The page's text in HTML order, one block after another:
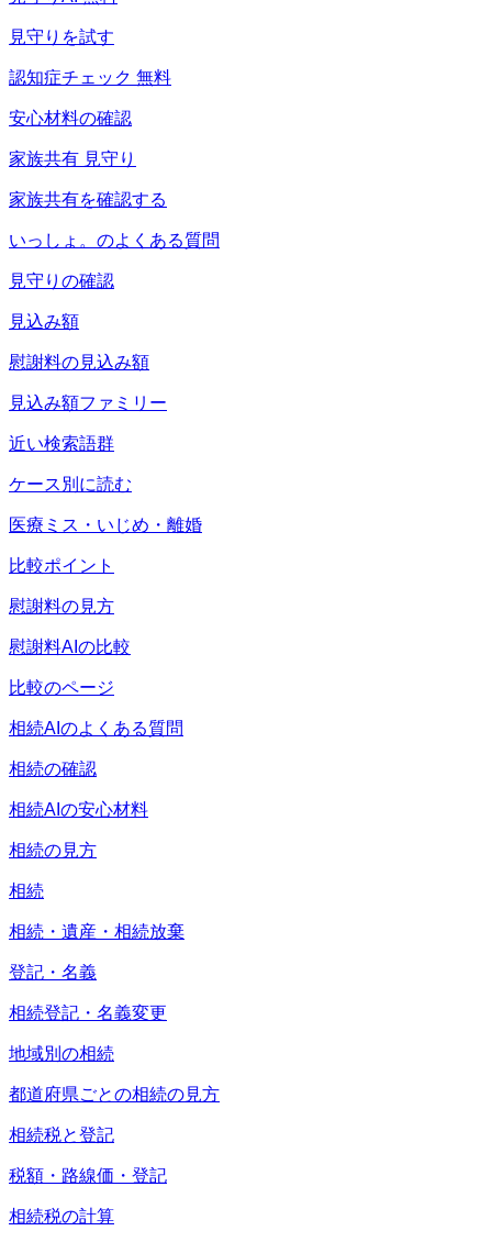
見守りを試す
認知症チェック 無料
安心材料の確認
家族共有 見守り
家族共有を確認する
いっしょ。のよくある質問
見守りの確認
見込み額
慰謝料の見込み額
見込み額ファミリー
近い検索語群
ケース別に読む
医療ミス・いじめ・離婚
比較ポイント
慰謝料の見方
慰謝料AIの比較
比較のページ
相続AIのよくある質問
相続の確認
相続AIの安心材料
相続の見方
相続
相続・遺産・相続放棄
登記・名義
相続登記・名義変更
地域別の相続
都道府県ごとの相続の見方
相続税と登記
税額・路線価・登記
相続税の計算